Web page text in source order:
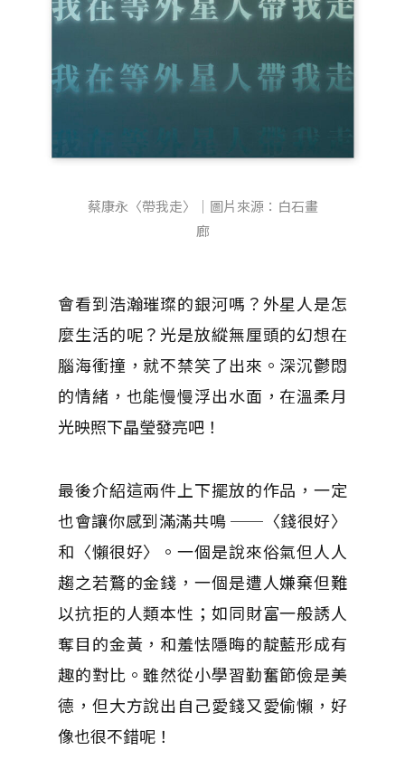
蔡康永〈帶我走〉｜圖片來源：白石畫
廊
會看到浩瀚璀璨的銀河嗎？外星人是怎
麼生活的呢？光是放縱無厘頭的幻想在
腦海衝撞，就不禁笑了出來。深沉鬱悶
的情緒，也能慢慢浮出水面，在溫柔月
光映照下晶瑩發亮吧！
最後介紹這兩件上下擺放的作品，一定
也會讓你感到滿滿共鳴 ──〈錢很好〉
和〈懶很好〉。一個是說來俗氣但人人
趨之若鶩的金錢，一個是遭人嫌棄但難
以抗拒的人類本性；如同財富一般誘人
奪目的金黃，和羞怯隱晦的靛藍形成有
趣的對比。雖然從小學習勤奮節儉是美
德，但大方說出自己愛錢又愛偷懶，好
像也很不錯呢！